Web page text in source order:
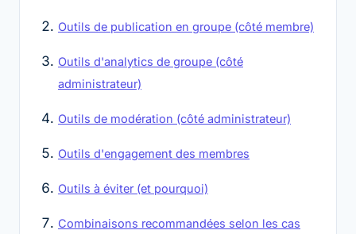
Outils de publication en groupe (côté membre)
Outils d'analytics de groupe (côté
administrateur)
Outils de modération (côté administrateur)
Outils d'engagement des membres
Outils à éviter (et pourquoi)
Combinaisons recommandées selon les cas